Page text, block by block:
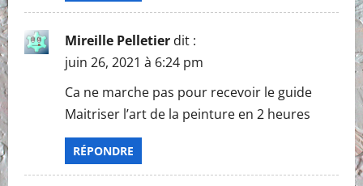
Mireille Pelletier dit :
juin 26, 2021 à 6:24 pm
Ca ne marche pas pour recevoir le guide
Maitriser l’art de la peinture en 2 heures
RÉPONDRE